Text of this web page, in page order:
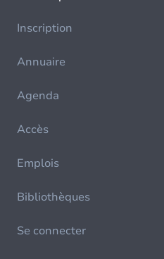
Inscription
Annuaire
Agenda
Accès
Emplois
Bibliothèques
Se connecter